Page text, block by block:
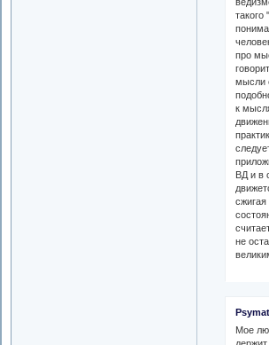
такого
про
мысли
к
ВД и в
не
Мое